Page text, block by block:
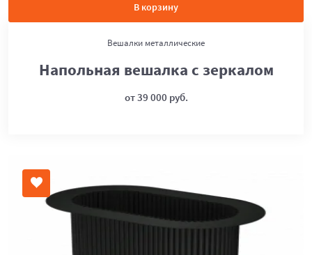
В корзину
Вешалки металлические
Напольная вешалка с зеркалом
от 39 000 руб.